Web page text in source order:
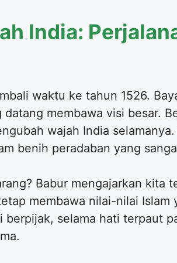
India:
waktu ke tahun 1526.
membawa visi besar.
wajah India
benih peradaban yang
Babur mengajarkan kita
membawa nilai-nilai Islam
selama hati terpaut